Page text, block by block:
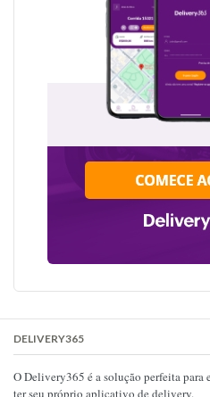
DELIVERY365
O Delivery365 é a solução perfeita para